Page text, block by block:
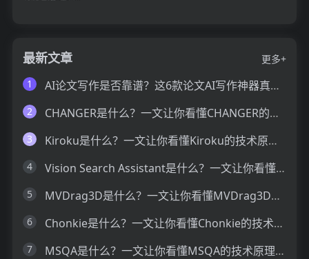
最新文章
更多+
1
AI论文写作是否靠谱？这6款论文AI写作神器真的可以让你效率翻倍
2 CHANGER是什么？一文让你看懂CHANGER的技术原理、主要功能、应用场景
3 Kiroku是什么？一文让你看懂Kiroku的技术原理、主要功能、应用场景
4 Vision Search Assistant是什么？一文让你看懂Vision Search Assistant的技术原理、主要功能、应用场景
5 MVDrag3D是什么？一文让你看懂MVDrag3D的技术原理、主要功能、应用场景
6 Chonkie是什么？一文让你看懂Chonkie的技术原理、主要功能、应用场景
7 MSQA是什么？一文让你看懂MSQA的技术原理、主要功能、应用场景